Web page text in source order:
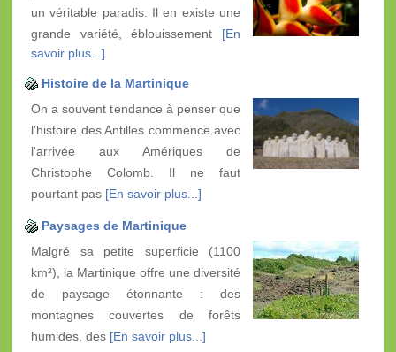
un véritable paradis. Il en existe une
grande variété, éblouissement [En
savoir plus...]
Histoire de la Martinique
On a souvent tendance à penser que
l'histoire des Antilles commence avec
l'arrivée aux Amériques de
Christophe Colomb. Il ne faut
pourtant pas [En savoir plus...]
Paysages de Martinique
Malgré sa petite superficie (1100
km²), la Martinique offre une diversité
de paysage étonnante : des
montagnes couvertes de forêts
humides, des [En savoir plus...]